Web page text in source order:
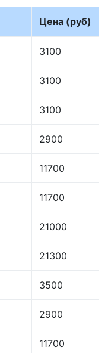
Цена (руб)
3100
3100
3100
2900
11700
11700
21000
21300
3500
2900
11700